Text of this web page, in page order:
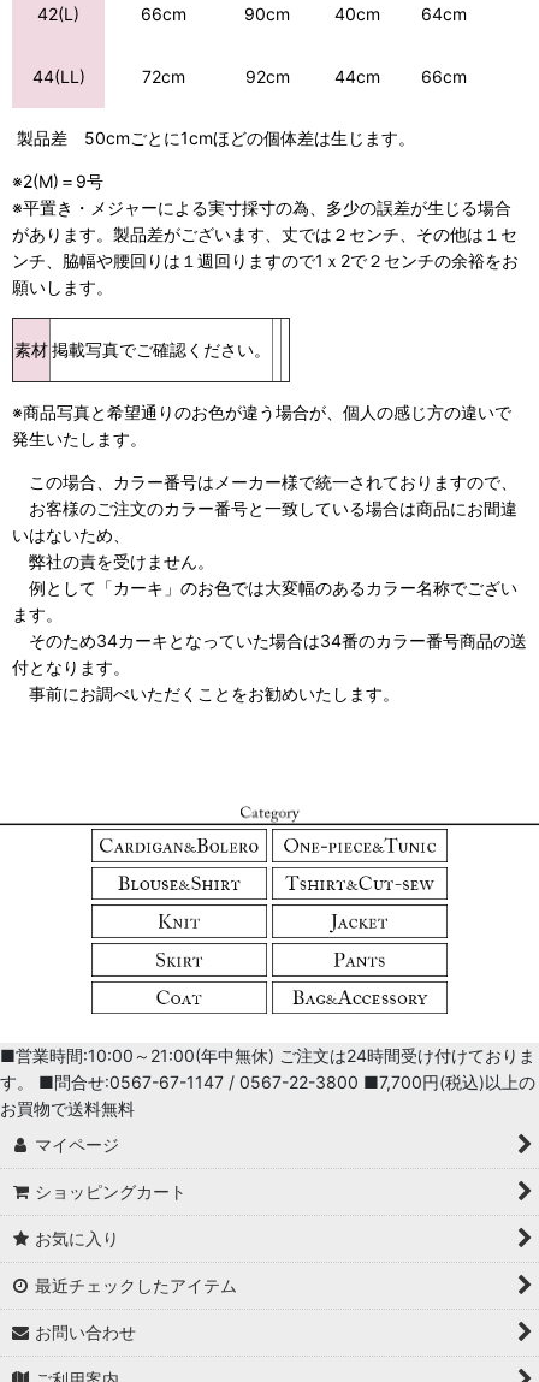
42(L) 66cm 90cm 40cm 64cm
44(LL) 72cm 92cm 44cm 66cm
製品差 50cmごとに1cmほどの個体差は生じます。
※2(M)＝9号
※平置き・メジャーによる実寸採寸の為、多少の誤差が生じる場合
があります。製品差がございます、丈では２センチ、その他は１セ
ンチ、脇幅や腰回りは１週回りますので1ｘ2で２センチの余裕をお
願いします。
素材掲載写真でご確認ください。
※商品写真と希望通りのお色が違う場合が、個人の感じ方の違いで
発生いたします。
この場合、カラー番号はメーカー様で統一されておりますので、
お客様のご注文のカラー番号と一致している場合は商品にお間違
いはないため、
弊社の責を受けません。
例として「カーキ」のお色では大変幅のあるカラー名称でござい
ます。
そのため34カーキとなっていた場合は34番のカラー番号商品の送
付となります。
事前にお調べいただくことをお勧めいたします。
■営業時間:10:00～21:00(年中無休) ご注文は24時間受け付けておりま
す。 ■問合せ:0567-67-1147 / 0567-22-3800 ■7,700円(税込)以上の
お買物で送料無料
マイページ
ショッピングカート
お気に入り
最近チェックしたアイテム
お問い合わせ